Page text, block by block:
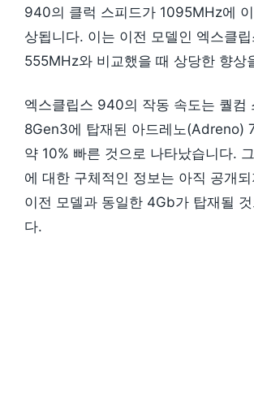
940의 클럭 스피드가 1095MHz에
상됩니다. 이는 이전 모델인 엑스클
555MHz와 비교했을 때 상당한 향상
엑스클립스 940의 작동 속도는 퀄컴
8Gen3에 탑재된 아드레노(Adreno)
약 10% 빠른 것으로 나타났습니다.
에 대한 구체적인 정보는 아직 공개
이전 모델과 동일한 4Gb가 탑재될
다.